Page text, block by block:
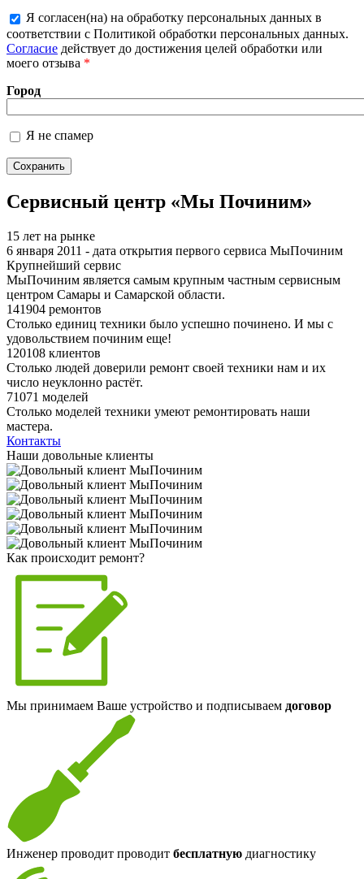
Более подробная информация о текстовых
форматах
Я согласен(на) на обработку персональных данных в
соответствии с Политикой обработки персональных данных.
Согласие действует до достижения целей обработки или
моего отзыва *
Город
Я не спамер
Я спамер
Сервисный центр «Мы Починим»
15 лет на рынке
6 января 2011 - дата открытия первого сервиса МыПочиним
Крупнейший сервис
МыПочиним является самым крупным частным сервисным
центром Самары и Самарской области.
141904 ремонтов
Столько единиц техники было успешно починено. И мы с
удовольствием починим еще!
120108 клиентов
Столько людей доверили ремонт своей техники нам и их
число неуклонно растёт.
71071 моделей
Столько моделей техники умеют ремонтировать наши
мастера.
Контакты
Наши довольные клиенты
Как происходит ремонт?
Мы принимаем Ваше устройство и подписываем договор
Инженер проводит проводит бесплатную диагностику